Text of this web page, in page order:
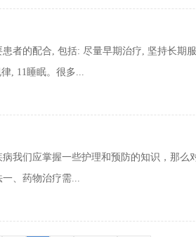
者的配合, 包括: 尽量早期治疗, 坚持长期
, 11睡眠。很多...
我们应掌握一些护理和预防的知识，那么
、药物治疗需...